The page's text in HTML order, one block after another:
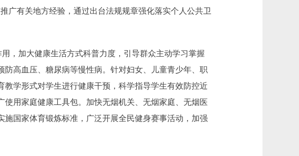
广有关地方经验，通过出台法规规章强化落实个人公共卫
加大健康生活方式科普力度，引导群众主动学习掌握
高血压、糖尿病等慢性病。针对妇女、儿童青少年、职
学形式对学生进行健康干预，科学指导学生有效防控近
用家庭健康工具包。加快无烟机关、无烟家庭、无烟医
国家体育锻炼标准，广泛开展全民健身赛事活动，加强